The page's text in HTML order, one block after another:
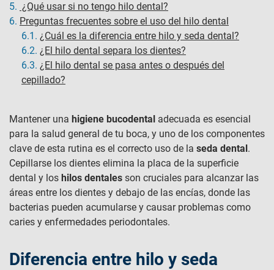
5. ¿Qué usar si no tengo hilo dental?
6. Preguntas frecuentes sobre el uso del hilo dental
6.1. ¿Cuál es la diferencia entre hilo y seda dental​?
6.2. ¿El hilo dental separa los dientes​?
6.3. ¿El hilo dental se pasa antes o después del
cepillado?
Mantener una higiene bucodental adecuada es esencial
para la salud general de tu boca, y uno de los componentes
clave de esta rutina es el correcto uso de la seda dental.
Cepillarse los dientes elimina la placa de la superficie
dental y los hilos dentales son cruciales para alcanzar las
áreas entre los dientes y debajo de las encías, donde las
bacterias pueden acumularse y causar problemas como
caries y enfermedades periodontales.
Diferencia entre hilo y seda